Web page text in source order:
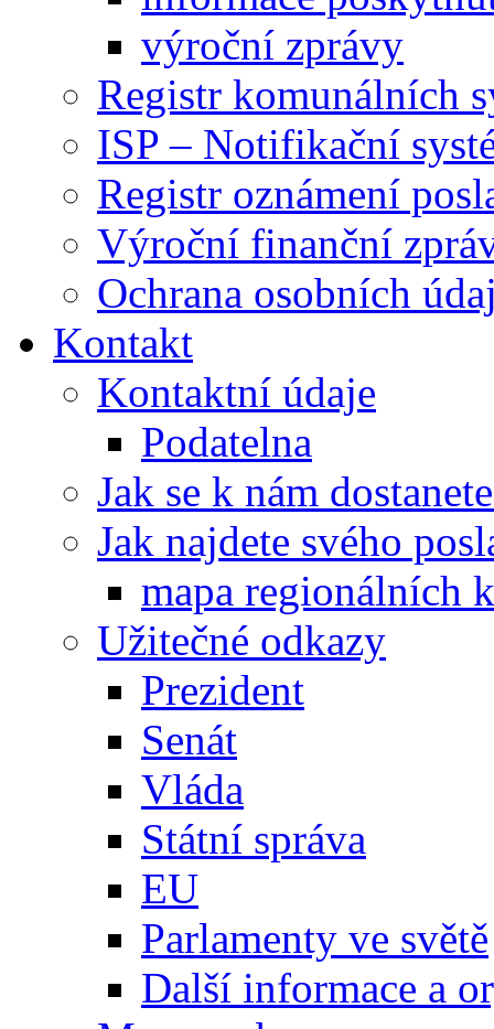
výroční zprávy
Registr komunálních
ISP – Notifikační
Registr oznámení
Výroční finanční
Ochrana osobních
Kontakt
Kontaktní údaje
Podatelna
Jak se k nám
Jak najdete svého
mapa regionálních
Užitečné odkazy
Prezident
Senát
Vláda
Státní správa
EU
Parlamenty ve světě
Další informace a